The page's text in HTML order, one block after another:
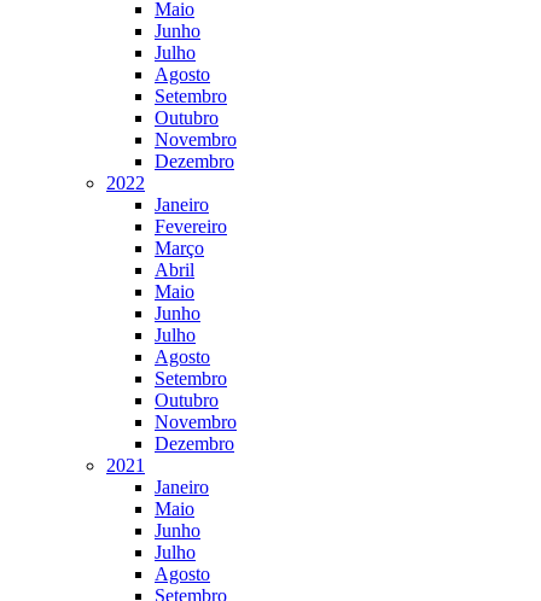
Maio
Junho
Julho
Agosto
Setembro
Outubro
Novembro
Dezembro
2022
Janeiro
Fevereiro
Março
Abril
Maio
Junho
Julho
Agosto
Setembro
Outubro
Novembro
Dezembro
2021
Janeiro
Maio
Junho
Julho
Agosto
Setembro